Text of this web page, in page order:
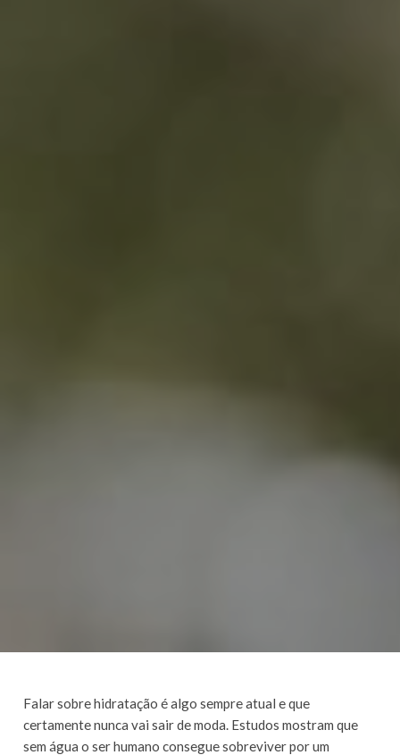
Falar sobre hidratação é algo sempre atual e que
certamente nunca vai sair de moda. Estudos mostram que
sem água o ser humano consegue sobreviver por um